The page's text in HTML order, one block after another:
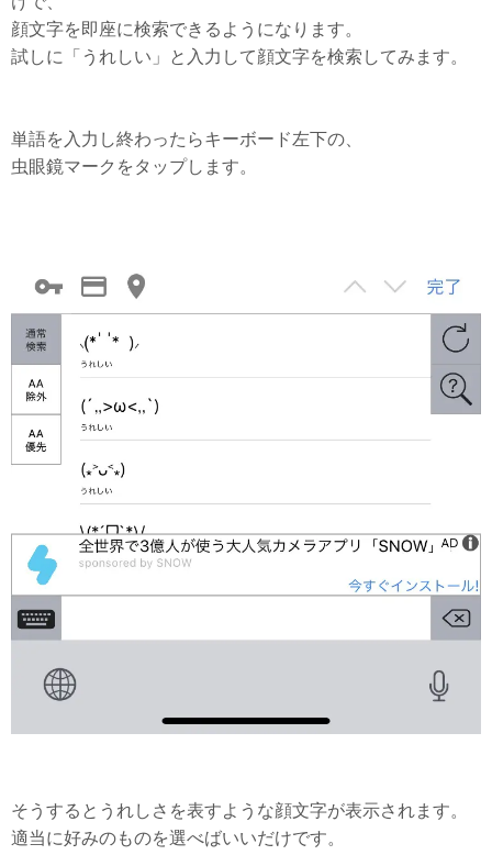
顔文字を即座に検索できるようになります。
試しに「うれしい」と入力して顔文字を検索してみます。
単語を入力し終わったらキーボード左下の、
虫眼鏡マークをタップします。
そうするとうれしさを表すような顔文字が表示されます。
適当に好みのものを選べばいいだけです。